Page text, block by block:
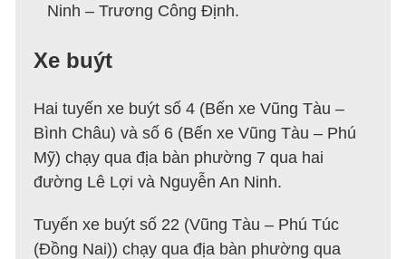
Ninh – Trương Công Định.
Xe buýt
Hai tuyến xe buýt số 4 (Bến xe Vũng Tàu –
Bình Châu) và số 6 (Bến xe Vũng Tàu – Phú
Mỹ) chạy qua địa bàn phường 7 qua hai
đường Lê Lợi và Nguyễn An Ninh.
Tuyến xe buýt số 22 (Vũng Tàu – Phú Túc
(Đồng Nai)) chạy qua địa bàn phường qua